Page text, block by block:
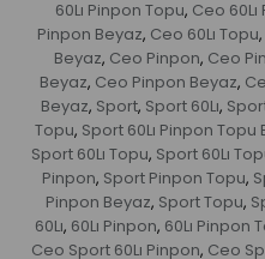
60Lı Pinpon Topu, Ceo
Pinpon Beyaz, Ceo 60Lı Topu,
Beyaz, Ceo Pinpon, Ceo
Beyaz, Ceo Pinpon Beyaz,
Beyaz, Sport, Sport 60Lı,
Topu, Sport 60Lı Pinpon Topu
Sport 60Lı Topu, Sport 60Lı
Pinpon, Sport Pinpon Topu,
Pinpon Beyaz, Sport Topu,
60Lı, 60Lı Pinpon, 60Lı Pinpon
Ceo Sport 60Lı Pinpon, Ceo